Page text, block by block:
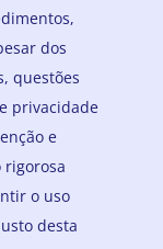
dos
questões
privacidade
e
rigorosa
o uso
desta